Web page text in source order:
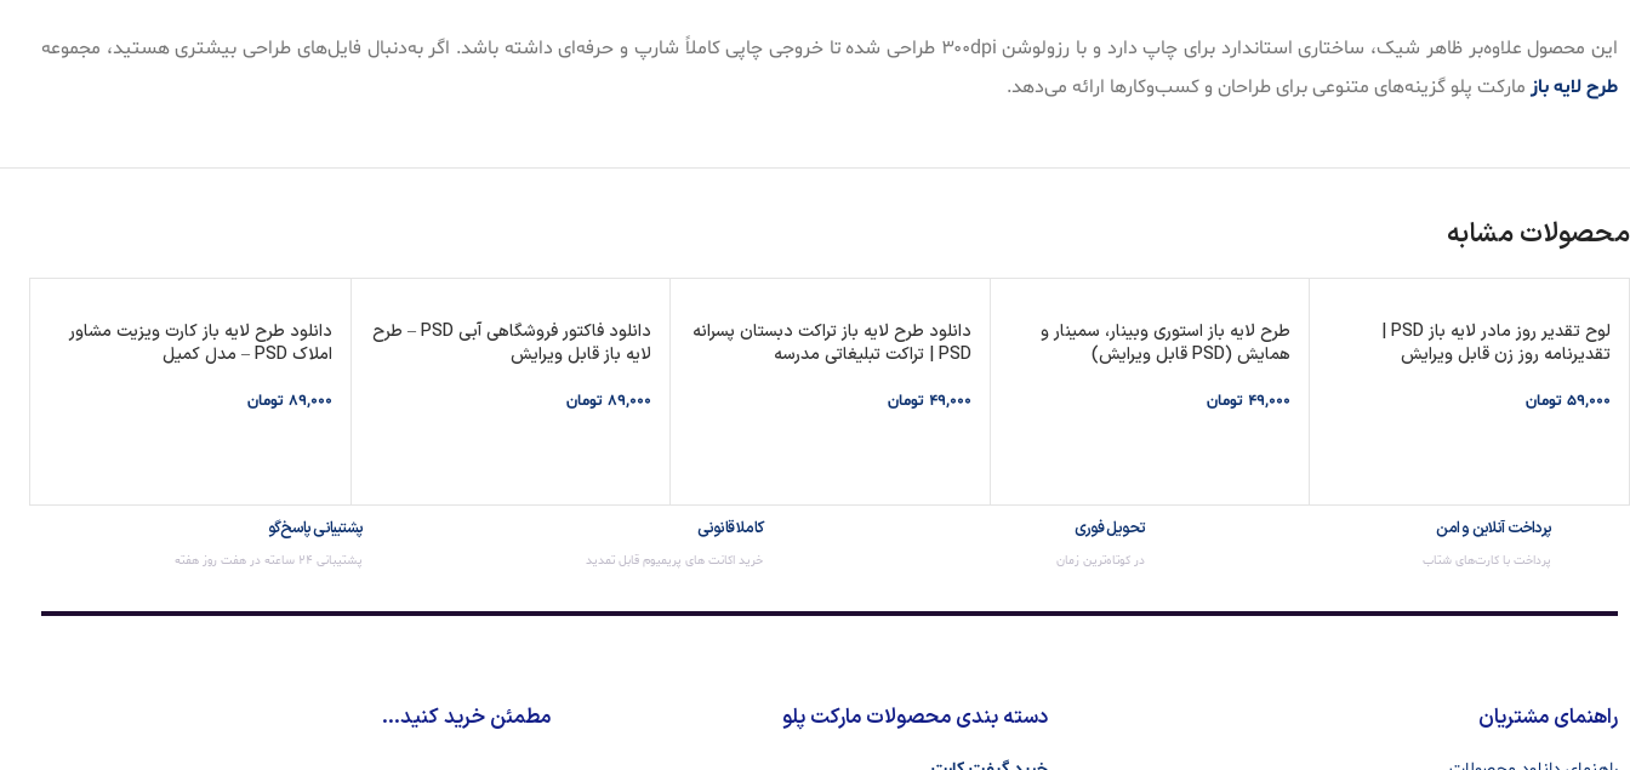
این محصول علاوه‌بر ظاهر شیک، ساختاری استاندارد برای چاپ دارد و با رزولوشن ۳۰۰dpi طراحی شده تا خروجی چاپی کاملاً شارپ و حرفه‌ای داشته باشد. اگر به‌دنبال فایل‌های طراحی بیشتری هستید، مجموعه
طرح‌ لایه باز مارکت پلو گزینه‌های متنوعی برای طراحان و کسب‌وکارها ارائه می‌دهد.
محصولات مشابه
تقدیرنامه روز زن قابل ویرایش
59,000 تومان
طرح لایه باز استوری وبینار، سمینار و
همایش (PSD قابل ویرایش)
49,000 تومان
دانلود طرح لایه باز تراکت دبستان پسرانه
PSD | تراکت تبلیغاتی مدرسه
49,000 تومان
دانلود فاکتور فروشگاهی آبی PSD – طرح
لایه باز قابل ویرایش
89,000 تومان
دانلود طرح لایه باز کارت ویزیت مشاور
املاک PSD – مدل کمیل
89,000 تومان
پرداخت آنلاین و امن
پرداخت با کارت‌های شتاب
تحویل فوری
در کوتاه‌ترین زمان
کاملا قانونی
خرید اکانت های پریمیوم قابل تمدید
پشتیبانی پاسخ‌گو
پشتیبانی 24 ساعته در هفت روز هفته
راهنمای مشتریان دسته بندی محصولات مارکت پلو مطمئن خرید کنید...